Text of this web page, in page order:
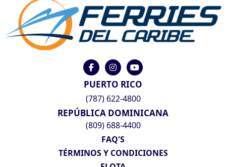
PUERTO RICO
(787) 622-4800
REPÚBLICA DOMINICANA
(809) 688-4400
FAQ'S
TÉRMINOS Y CONDICIONES